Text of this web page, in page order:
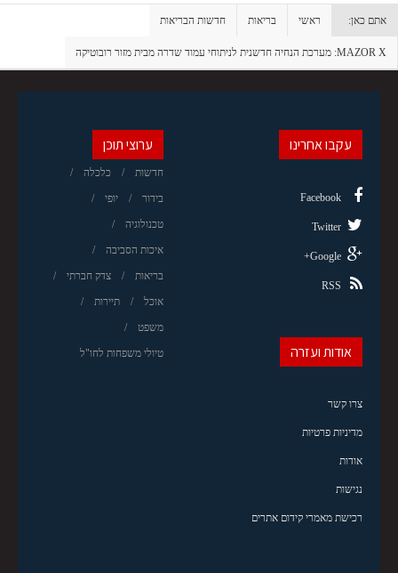
אתם כאן: ראשי בריאות חדשות הבריאות
MAZOR X: מערכת הנחיה חדשנית לניתוחי עמוד שדרה מבית מזור רובוטיקה
ערוצי תוכן
חדשות כלכלה
בידור יופי
טכנולוגיה
איכות הסביבה
בריאות צדק חברתי
אוכל תיירות
משפט
טיולי משפחות לחו"ל
עקבו אחרינו
Facebook
Twitter
Google+
RSS
אודות ועזרה
צרו קשר
מדיניות פרטיות
אודות
נגישות
רכישת מאמרי קידום אתרים